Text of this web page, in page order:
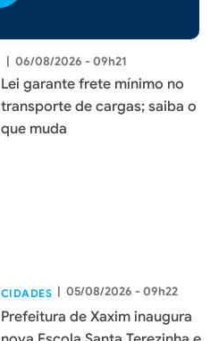
| 06/08/2026 - 09h21
Lei garante frete mínimo no
transporte de cargas; saiba o
que muda
CIDADES | 05/08/2026 - 09h22
Prefeitura de Xaxim inaugura